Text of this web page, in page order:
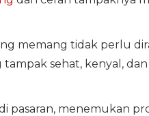
memang tidak perlu
sehat, kenyal, dan
pasaran, menemukan